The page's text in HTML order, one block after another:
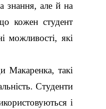
знання, але й на
кожен студент
можливості, які
Макаренка, такі
Студенти
і